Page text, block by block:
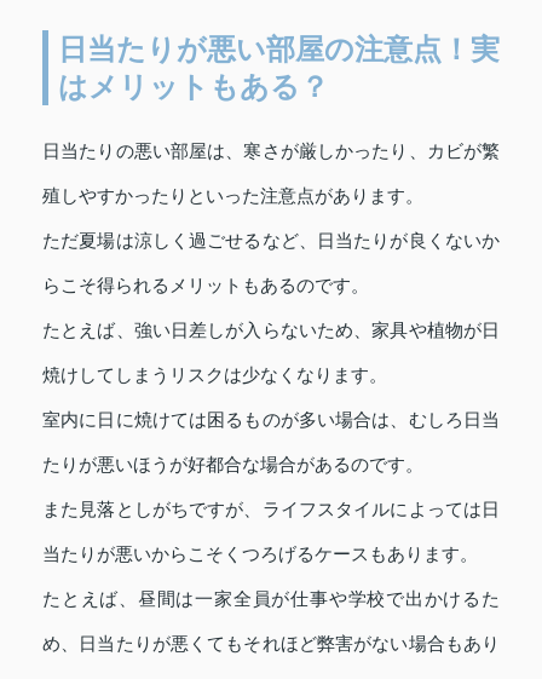
日当たりが悪い部屋の注意点！実
はメリットもある？
日当たりの悪い部屋は、寒さが厳しかったり、カビが繁
殖しやすかったりといった注意点があります。
ただ夏場は涼しく過ごせるなど、日当たりが良くないか
らこそ得られるメリットもあるのです。
たとえば、強い日差しが入らないため、家具や植物が日
焼けしてしまうリスクは少なくなります。
室内に日に焼けては困るものが多い場合は、むしろ日当
たりが悪いほうが好都合な場合があるのです。
また見落としがちですが、ライフスタイルによっては日
当たりが悪いからこそくつろげるケースもあります。
たとえば、昼間は一家全員が仕事や学校で出かけるた
め、日当たりが悪くてもそれほど弊害がない場合もあり